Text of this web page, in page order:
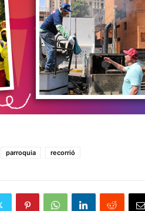
parroquia recorrió